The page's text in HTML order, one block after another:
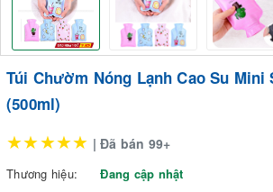
Túi Chườm Nóng Lạnh Cao Su Mini
(500ml)
★★★★★ | Đã bán 99+
Thương hiệu:
Đang cập nhật